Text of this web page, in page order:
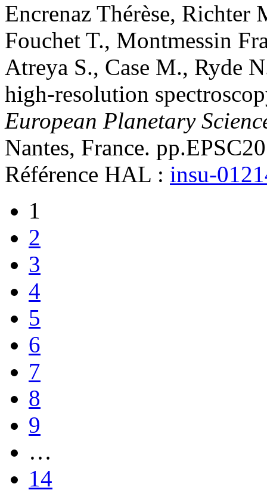
Encrenaz Thérèse, Richter
Fouchet T., Montmessin
Atreya S., Case M., Ryde
high-resolution
European Planetary
Nantes, France.
Référence HAL : insu-
1
2
3
4
5
6
7
8
9
…
14